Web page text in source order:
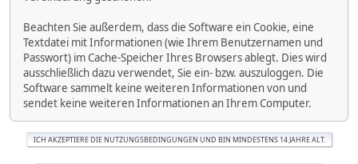
Beachten Sie außerdem, dass die Software ein Cookie, eine
Textdatei mit Informationen (wie Ihrem Benutzernamen und
Passwort) im Cache-Speicher Ihres Browsers ablegt. Dies wird
ausschließlich dazu verwendet, Sie ein- bzw. auszuloggen. Die
Software sammelt keine weiteren Informationen von und
sendet keine weiteren Informationen an Ihrem Computer.